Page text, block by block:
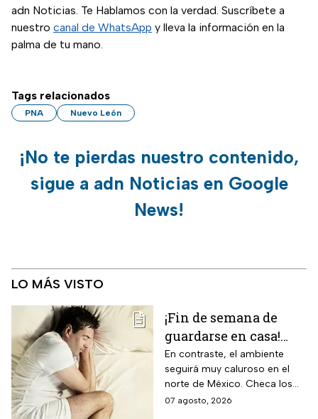
adn Noticias. Te Hablamos con la verdad. Suscríbete a
nuestro canal de WhatsApp y lleva la información en la
palma de tu mano.
Tags relacionados
PNA Nuevo León
¡No te pierdas nuestro contenido,
sigue a adn Noticias en Google
News!
LO MÁS VISTO
¡Fin de semana de
guardarse en casa!
Monzón mexicano
dejará lluvias
intensas en estos
estados; así estará el
En contraste, el ambiente
seguirá muy caluroso en el
norte de México. Checa los
detalles y toma precauciones.
07 agosto, 2026